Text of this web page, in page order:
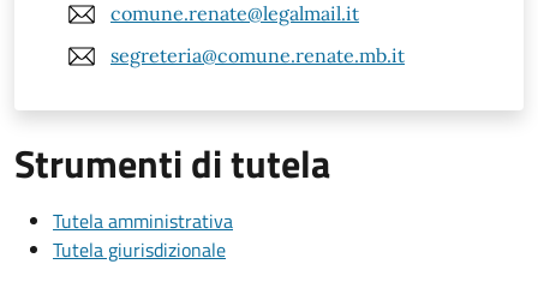
comune.renate@legalmail.it
segreteria@comune.renate.mb.it
Strumenti di tutela
Tutela amministrativa
Tutela giurisdizionale